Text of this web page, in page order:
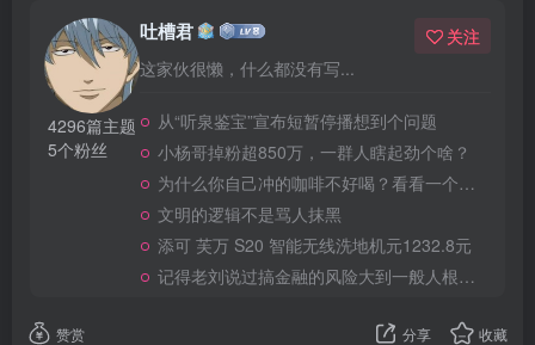
4296篇主题
5个粉丝
吐槽君
这家伙很懒，什么都没有写...
关注
从“听泉鉴宝”宣布短暂停播想到个问题
小杨哥掉粉超850万，一群人瞎起劲个啥？
为什么你自己冲的咖啡不好喝？看看一个自媒体博主的分享
文明的逻辑不是骂人抹黑
添可 芙万 S20 智能无线洗地机元1232.8元
记得老刘说过搞金融的风险大到一般人根本承受不起
赞赏 分享 收藏